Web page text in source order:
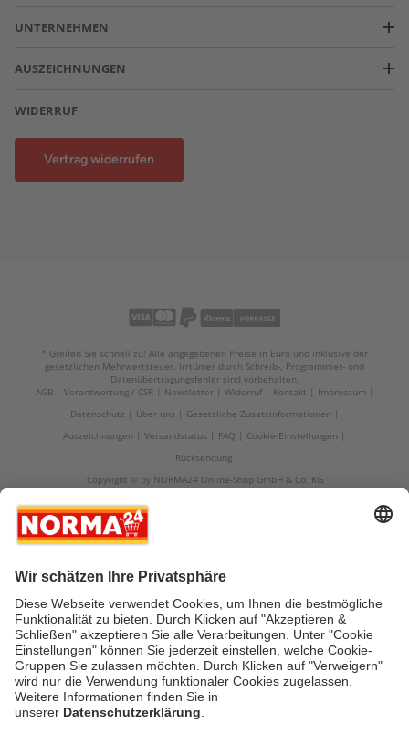
UNTERNEHMEN
AUSZEICHNUNGEN
WIDERRUF
Vertrag widerrufen
* Greifen Sie schnell zu! Alle angegebenen Preise in Euro und inklusive der
gesetzlichen Mehrwertsteuer. Irrtümer durch Schreib-, Programmier- und
Datenübertragungsfehler sind vorbehalten.
AGB
Verantwortung / CSR Newsletter Widerruf Kontakt
Impressum
Datenschutz
Über uns
Gesetzliche Zusatzinformationen
Auszeichnungen
Versandstatus FAQ
Cookie-Einstellungen
Rücksendung
Copyright © by NORMA24 Online-Shop GmbH & Co. KG